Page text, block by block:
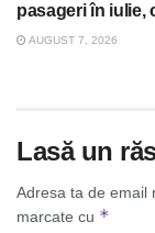
pasageri în iulie,
AUGUST 7, 2026
Lasă un
Adresa ta de email
marcate cu *